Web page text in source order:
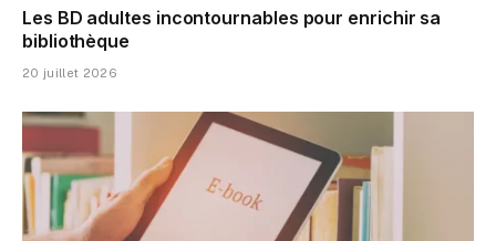
Les BD adultes incontournables pour enrichir sa
bibliothèque
20 juillet 2026